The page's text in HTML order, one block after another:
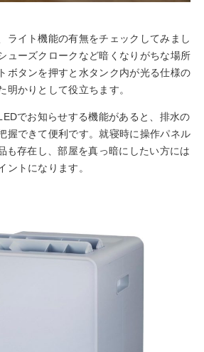
ライト機能の有無をチェックしてみまし
ューズクロークなど暗くなりがちな場所
ボタンを押すと水タンク内が光る仕様の
明かりとして役立ちます。
でお知らせする機能があると、排水の
握できて便利です。就寝時に操作パネル
も存在し、部屋を真っ暗にしたい方には
ントになります。